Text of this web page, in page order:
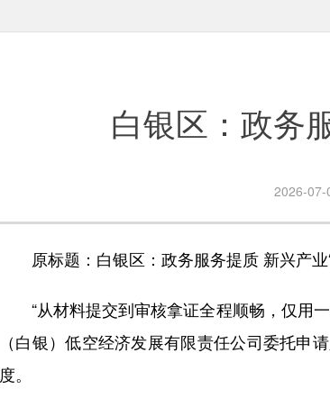
白银区：政务
2026-07-
原标题：白银区：政务服务提质 新兴产业
“从材料提交到审核拿证全程顺畅，仅用一
（白银）低空经济发展有限责任公司委托申
度。